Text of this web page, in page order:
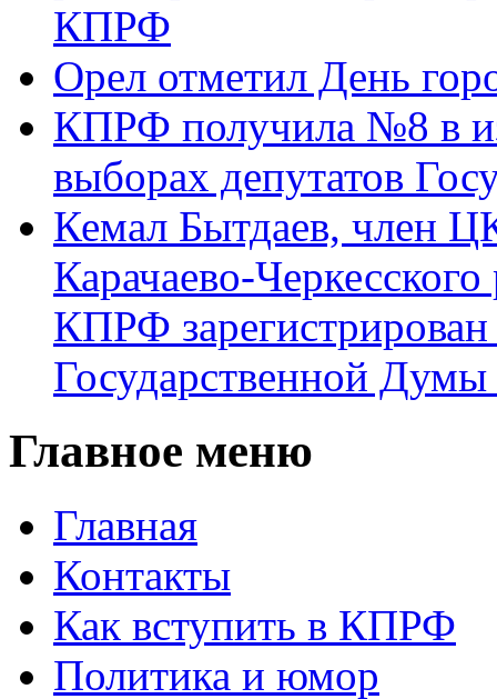
КПРФ
Орел отметил День
КПРФ получила №8 в
выборах депутатов
Кемал Бытдаев, член
Карачаево-
КПРФ
Государственной
Главное меню
Главная
Контакты
Как вступить в КПРФ
Политика и юмор